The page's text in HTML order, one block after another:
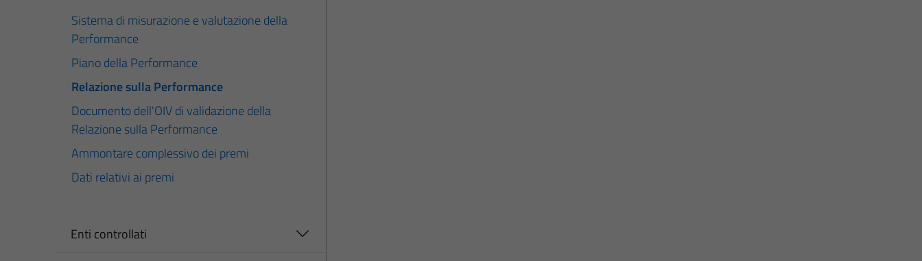
Sistema di misurazione e valutazione della
Performance
Piano della Performance
Relazione sulla Performance
Documento dell'OIV di validazione della
Relazione sulla Performance
Ammontare complessivo dei premi
Dati relativi ai premi
Enti controllati